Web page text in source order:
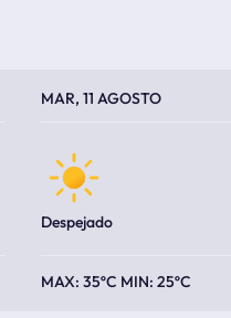
MAR, 11 AGOSTO
Despejado
35ºC 25ºC